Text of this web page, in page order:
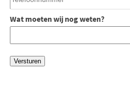
Wat moeten wij nog weten?